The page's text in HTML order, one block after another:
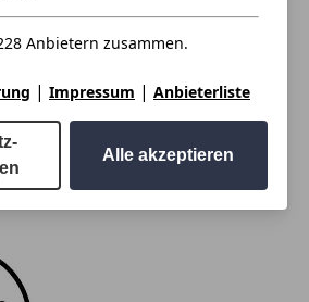
Anbietern zusammen.
| Impressum | Anbieterliste
Alle akzeptieren